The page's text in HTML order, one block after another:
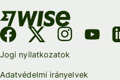
Jogi nyilatkozatok
Adatvédelmi irányelvek